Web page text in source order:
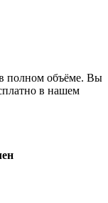
полном объёме. Вы
в нашем